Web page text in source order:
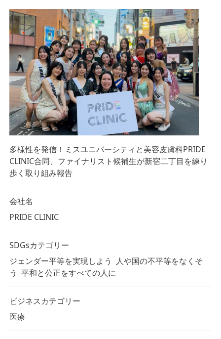
多様性を発信！ミスユニバーシティと美容皮膚科PRIDE
CLINIC合同、ファイナリスト候補生が新宿二丁目を練り
歩く取り組み報告
会社名
PRIDE CLINIC
SDGsカテゴリー
ジェンダー平等を実現しよう
人や国の不平等をなくそ
う 平和と公正をすべての人に
ビジネスカテゴリー
医療